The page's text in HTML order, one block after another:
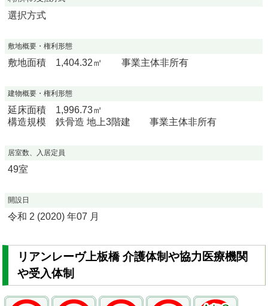
選択方式
敷地概要・権利形態
敷地面積 1,404.32㎡ 事業主体非所有
建物概要・権利形態
延床面積 1,996.73㎡
構造規模 鉄骨造 地上3階建 事業主体非所有
居室数、入居定員
49室
開設日
令和 2 (2020) 年07 月
リアンレーヴ上板橋 介護体制や協力医療機関
や受入体制